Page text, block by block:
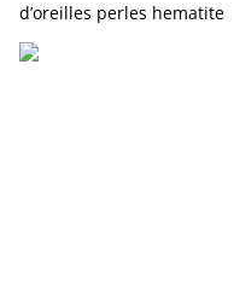
d’oreilles perles hematite